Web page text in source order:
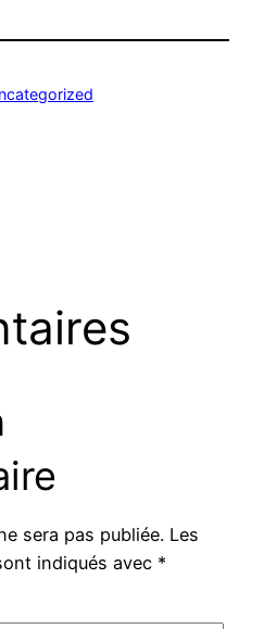
sera pas publiée. Les
indiqués avec *